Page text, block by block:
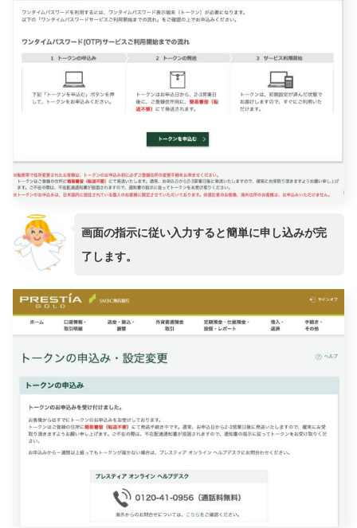
画面の指示に従い入力すると簡単に申し込みが完
了します。